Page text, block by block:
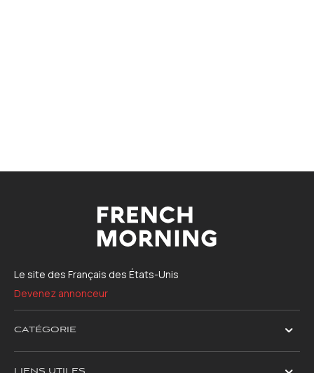
Le site des Français des États-Unis
Devenez annonceur
CATÉGORIE